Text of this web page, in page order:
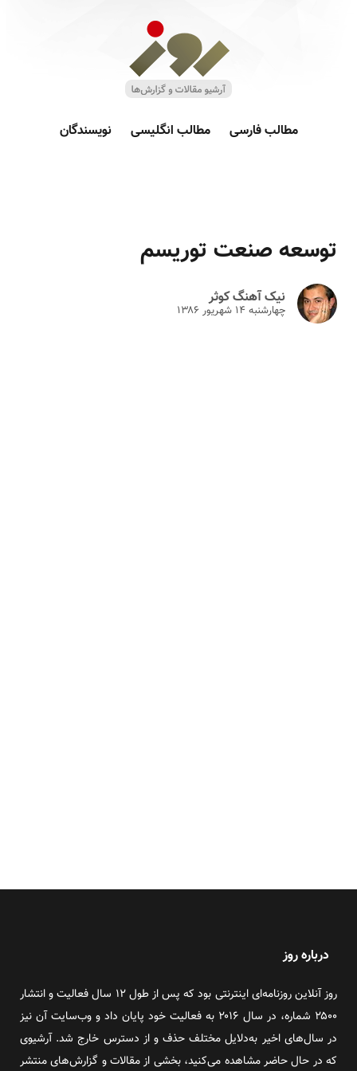
مطالب فارسی مطالب انگلیسی نویسندگان
توسعه صنعت توریسم
نیک آهنگ کوثر
چهارشنبه ۱۴ شهريور ۱۳۸۶
درباره روز
روز آنلاین روزنامه‌ای اینترنتی بود که پس از طول ۱۲ سال فعالیت و انتشار
۲۵۰۰ شماره، در سال ۲۰۱۶ به فعالیت خود پایان داد و وب‌سایت آن نیز
در سال‌های اخیر به‌دلایل مختلف حذف و از دسترس خارج شد. آرشیوی
که در حال حاضر مشاهده می‌کنید، بخشی از مقالات و گزارش‌های منتشر